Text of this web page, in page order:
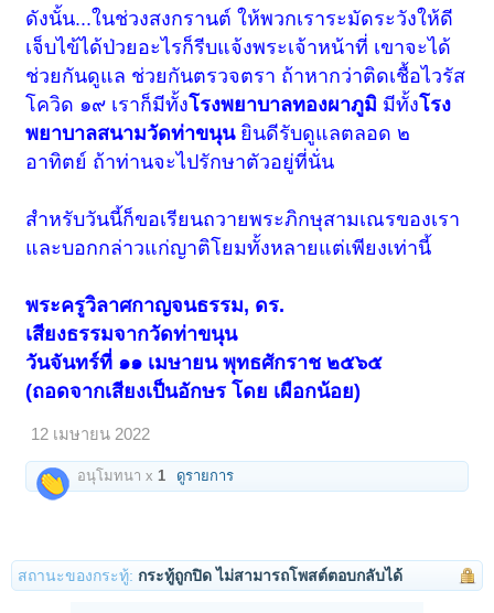
ดังนั้น...ในช่วงสงกรานต์ ให้พวกเราระมัดระวังให้ดี
เจ็บไข้ได้ป่วยอะไรก็รีบแจ้งพระเจ้าหน้าที่ เขาจะได้
ช่วยกันดูแล ช่วยกันตรวจตรา ถ้าหากว่าติดเชื้อไวรัส
โควิด ๑๙ เราก็มีทั้งโรงพยาบาลทองผาภูมิ มีทั้งโรง
พยาบาลสนามวัดท่าขนุนยินดีรับดูแลตลอด ๒
อาทิตย์ ถ้าท่านจะไปรักษาตัวอยู่ที่นั่น
สำหรับวันนี้ก็ขอเรียนถวายพระภิกษุสามเณรของเรา
และบอกกล่าวแก่ญาติโยมทั้งหลายแต่เพียงเท่านี้
พระครูวิลาศกาญจนธรรม, ดร.
เสียงธรรมจากวัดท่าขนุน
วันจันทร์ที่ ๑๑ เมษายน พุทธศักราช ๒๕๖๕
(ถอดจากเสียงเป็นอักษร โดย เผือกน้อย)
12 เมษายน 2022
อนุโมทนา x1 ดูรายการ
สถานะของกระทู้: กระทู้ถูกปิด ไม่สามารถโพสต์ตอบกลับได้